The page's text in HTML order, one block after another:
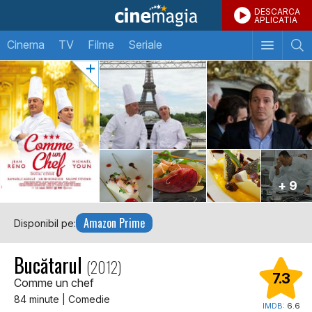
DESCARCA
APLICATIA
Cinema TV Filme Seriale
+ 9
Disponibil pe: Amazon Prime
Bucătarul (2012)
Comme un chef
84 minute | Comedie
7.3
IMDB: 6.6